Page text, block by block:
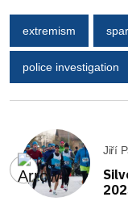
extremism
police investigation
Jiří